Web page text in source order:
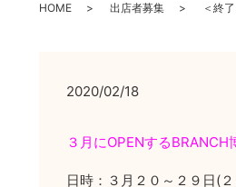
HOME 出店者募集 ＜終
2020/02/18
３月にOPENする
日時：３月２０～２９日(